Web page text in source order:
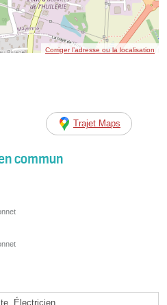
Corriger l’adresse ou la localisation
Trajet Maps
commun
Électricien